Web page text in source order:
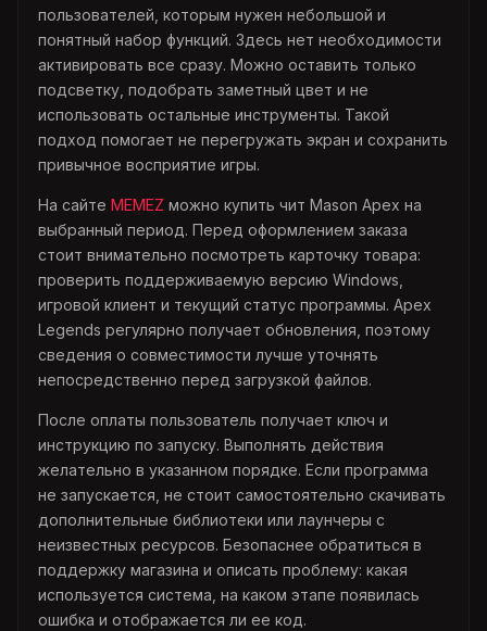
пользователей, которым нужен небольшой и
понятный набор функций. Здесь нет необходимости
активировать все сразу. Можно оставить только
подсветку, подобрать заметный цвет и не
использовать остальные инструменты. Такой
подход помогает не перегружать экран и сохранить
привычное восприятие игры.
На сайте MEMEZ можно купить чит Mason Apex на
выбранный период. Перед оформлением заказа
стоит внимательно посмотреть карточку товара:
проверить поддерживаемую версию Windows,
игровой клиент и текущий статус программы. Apex
Legends регулярно получает обновления, поэтому
сведения о совместимости лучше уточнять
непосредственно перед загрузкой файлов.
После оплаты пользователь получает ключ и
инструкцию по запуску. Выполнять действия
желательно в указанном порядке. Если программа
не запускается, не стоит самостоятельно скачивать
дополнительные библиотеки или лаунчеры с
неизвестных ресурсов. Безопаснее обратиться в
поддержку магазина и описать проблему: какая
используется система, на каком этапе появилась
ошибка и отображается ли ее код.